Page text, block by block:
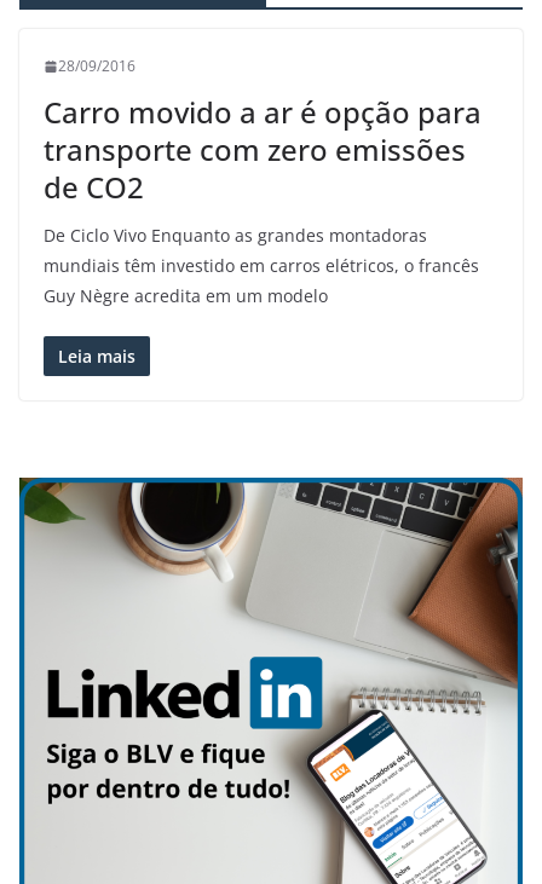
28/09/2016
Carro movido a ar é opção para
transporte com zero emissões
de CO2
De Ciclo Vivo Enquanto as grandes montadoras
mundiais têm investido em carros elétricos, o francês
Guy Nègre acredita em um modelo
Leia mais